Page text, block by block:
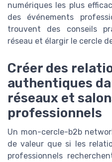
numériques les plus
des événements
trouvent des conseils
réseau et élargir le cercle
Créer des
authentiques
réseaux et
professionnels
Un mon-cercle-b2b
de valeur que si les
professionnels